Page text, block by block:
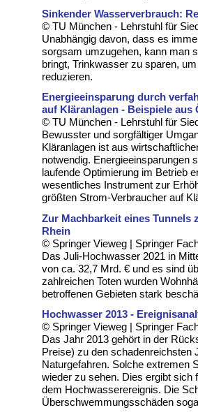
Sinkender Wasserverbrauch:
© TU München - Lehrstuhl für
Unabhängig davon, dass es
sorgsam umzugehen, kann man
bringt, Trinkwasser zu sparen,
reduzieren.
Energieeinsparung durch
auf Kläranlagen - Beispiele aus
© TU München - Lehrstuhl für
Bewusster und sorgfältiger
Kläranlagen ist aus
notwendig. Energieeinsparungen
laufende Optimierung im Betrieb
wesentliches Instrument zur
größten Strom-Verbraucher auf
Zur Machbarkeit eines Tunnels
Rhein
© Springer Vieweg | Springer
Das Juli-Hochwasser 2021 in
von ca. 32,7 Mrd. € und es sind
zahlreichen Toten wurden
betroffenen Gebieten stark
Hochwasser 2013 -
© Springer Vieweg | Springer
Das Jahr 2013 gehört in der
Preise) zu den schadenreichsten
Naturgefahren. Solche extremen
wieder zu sehen. Dies ergibt sich
dem Hochwasserereignis. Die
Überschwemmungsschäden